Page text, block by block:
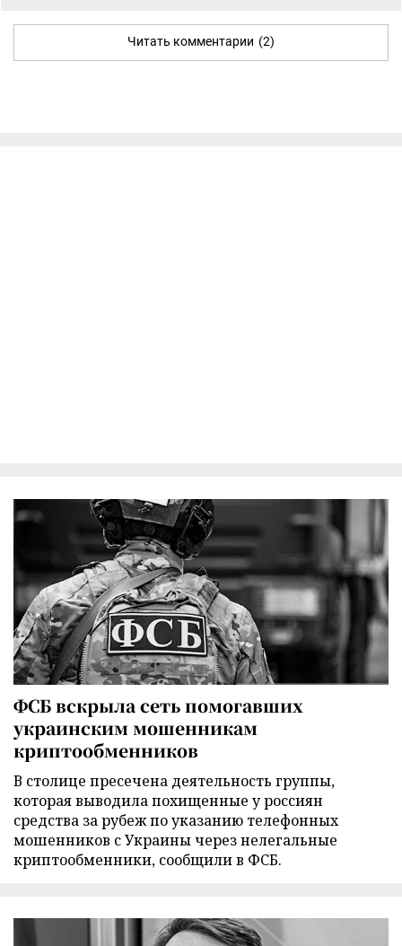
Читать комментарии (2)
ФСБ вскрыла сеть помогавших
украинским мошенникам
криптообменников
В столице пресечена деятельность группы,
которая выводила похищенные у россиян
средства за рубеж по указанию телефонных
мошенников с Украины через нелегальные
криптообменники, сообщили в ФСБ.